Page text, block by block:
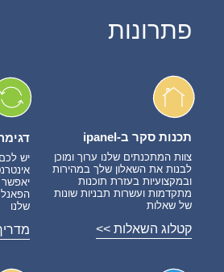
פתרונות
תכנות סקר ב-ipanel
צוות המתכנתים שלנו ערוך ומוכן
לבנות את השאלון שלך במהירות
ובמקצועיות בעזרת תוכנות
מתקדמות ועשרות תבניות שונות
של שאלות
קטלוג השאלות >>
יש
יאפשר
הפאנל
שלנו